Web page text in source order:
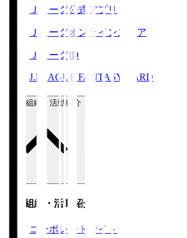
Ｊリーグ公式アプリ
Ｊリーグオンラインストア
ＪリーグID
J.LEAGUE FANTASY CARD
運営組織・活動紹介
運営組織・活動紹介
コーポレートサイト